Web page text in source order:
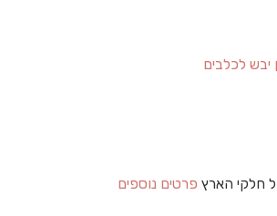
יבש לכלבים
חלקי הארץ פרטים נוספים